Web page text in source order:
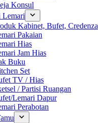
Konsul
Lemari
Kabinet, Bufet, Credenza
Pakaian
Hias
Jam Hias
Buku
Set
TV / Hias
/ Partisi Ruangan
Lemari Dapur
Perabotan